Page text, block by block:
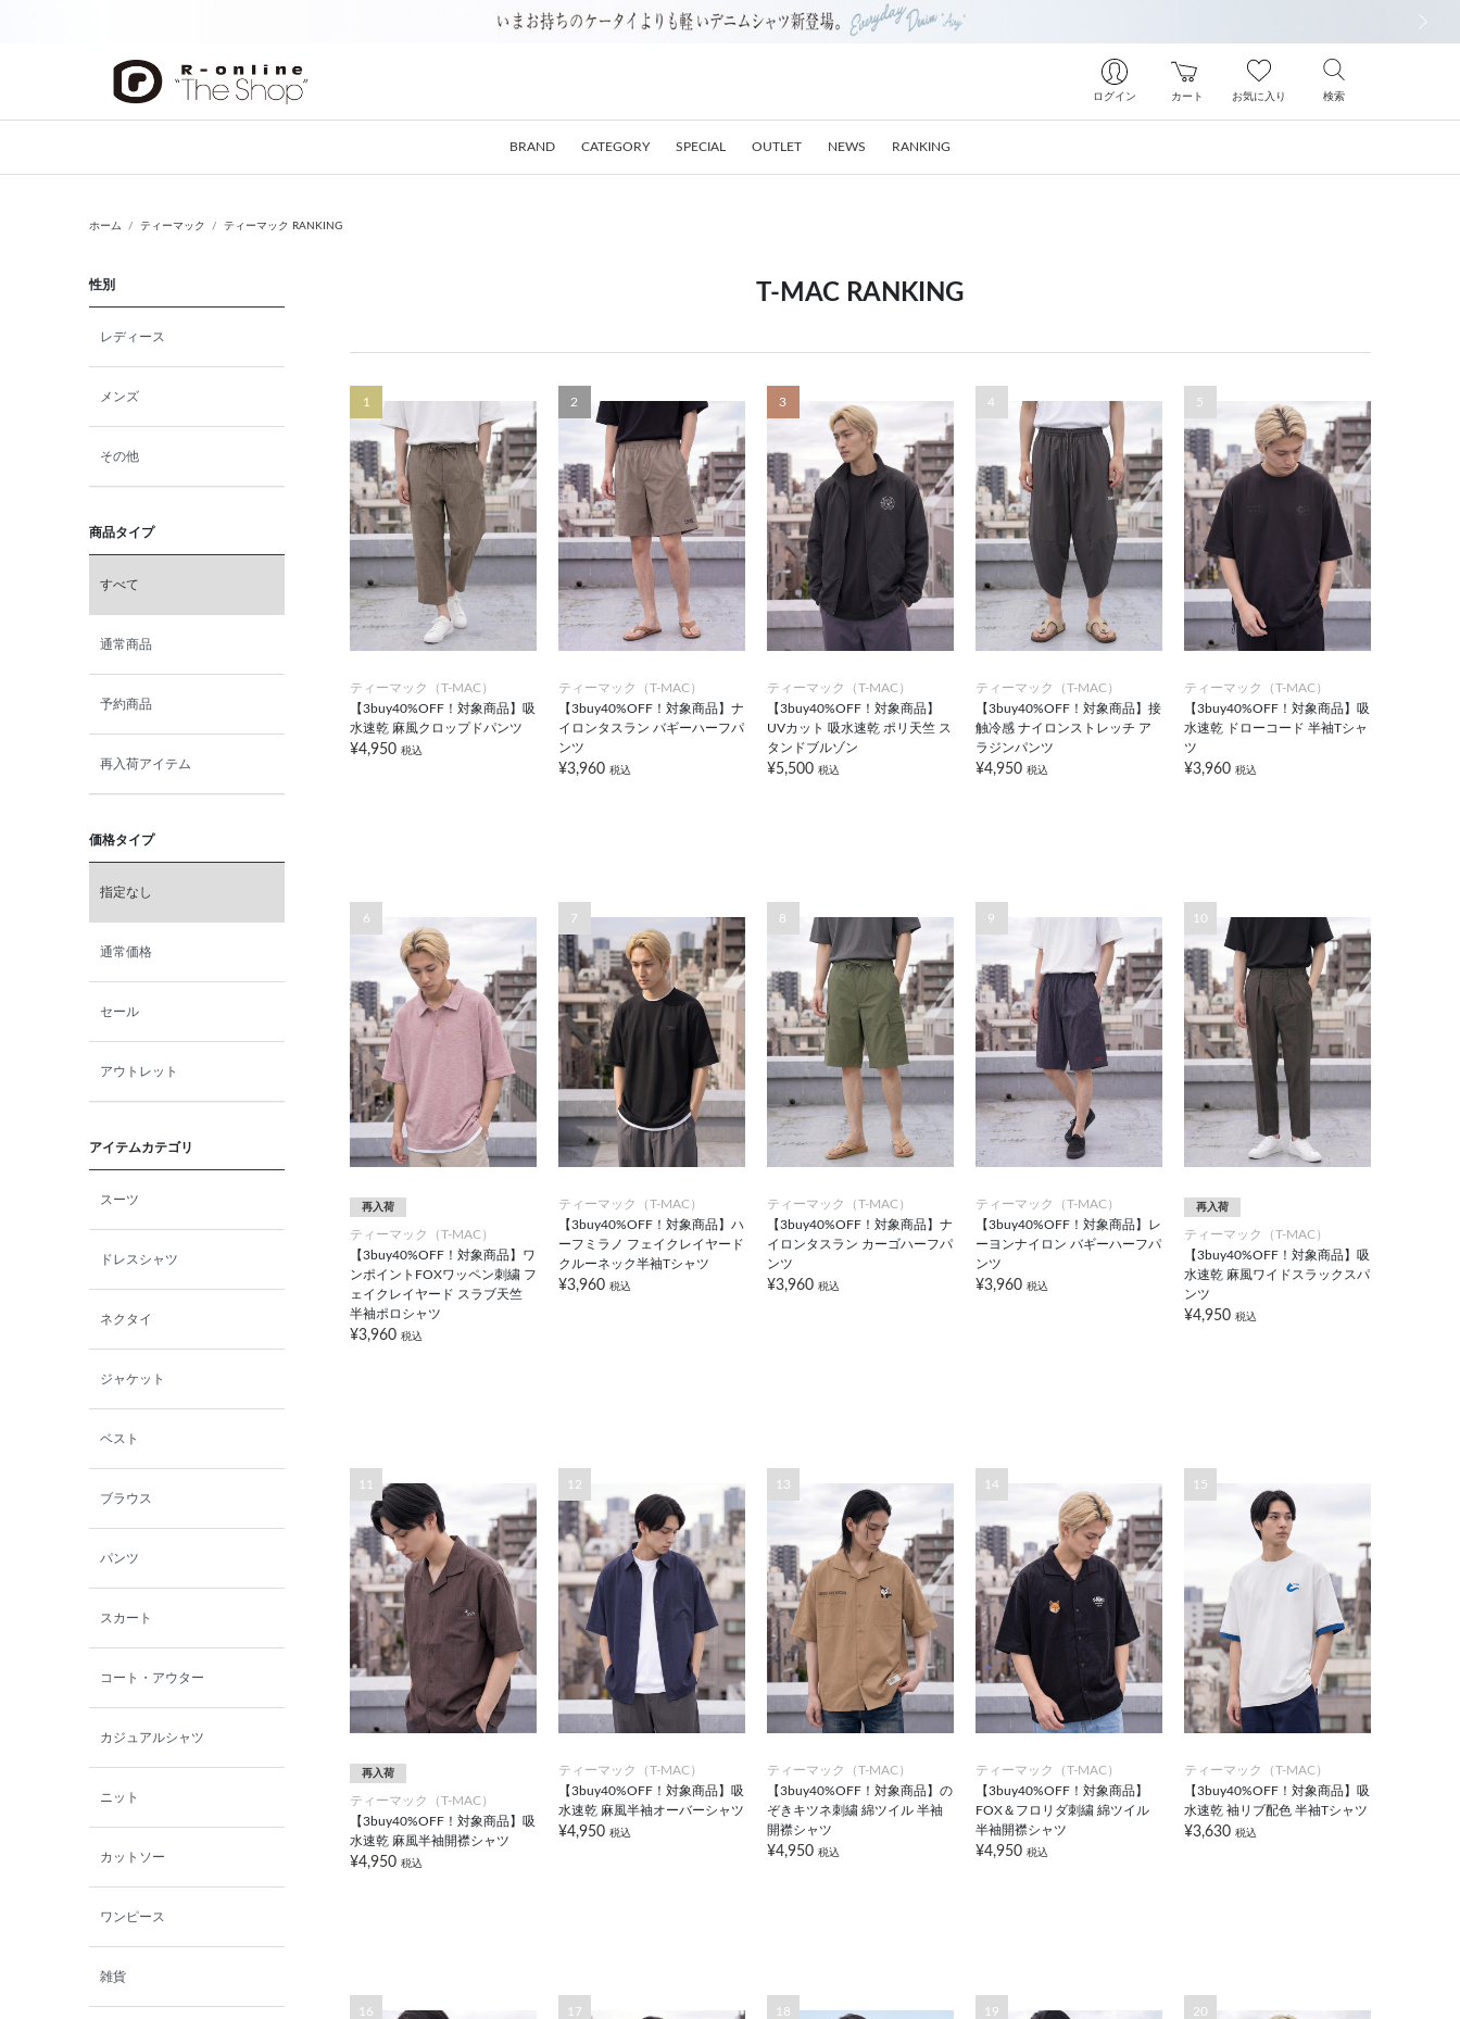
ログイン カート お気に入り 検索
BRAND CATEGORY SPECIAL OUTLET NEWS RANKING
ホーム ティーマック ティーマック RANKING
性別
レディース
メンズ
その他
商品タイプ
すべて
通常商品
予約商品
再入荷アイテム
価格タイプ
指定なし
通常価格
セール
アウトレット
アイテムカテゴリ
スーツ
ドレスシャツ
ネクタイ
ジャケット
ベスト
ブラウス
パンツ
スカート
コート・アウター
カジュアルシャツ
ニット
カットソー
ワンピース
雑貨
T-MAC RANKING
1
ティーマック（T-MAC）
【3buy40%OFF！対象商品】吸
水速乾 麻風クロップドパンツ
¥4,950 税込
2
ティーマック（T-MAC）
【3buy40%OFF！対象商品】ナ
イロンタスラン バギーハーフパ
ンツ
¥3,960 税込
3
ティーマック（T-MAC）
【3buy40%OFF！対象商品】
UVカット 吸水速乾 ポリ天竺 ス
タンドブルゾン
¥5,500 税込
4
ティーマック（T-MAC）
【3buy40%OFF！対象商品】接
触冷感 ナイロンストレッチ ア
ラジンパンツ
¥4,950 税込
5
ティーマック（T-MAC）
【3buy40%OFF！対象商品】吸
水速乾 ドローコード 半袖Tシャ
ツ
¥3,960 税込
6
再入荷
ティーマック（T-MAC）
【3buy40%OFF！対象商品】ワ
ンポイントFOXワッペン刺繍 フ
ェイクレイヤード スラブ天竺
半袖ポロシャツ
¥3,960 税込
7
ティーマック（T-MAC）
【3buy40%OFF！対象商品】ハ
ーフミラノ フェイクレイヤード
クルーネック半袖Tシャツ
¥3,960 税込
8
ティーマック（T-MAC）
【3buy40%OFF！対象商品】ナ
イロンタスラン カーゴハーフパ
ンツ
¥3,960 税込
9
ティーマック（T-MAC）
【3buy40%OFF！対象商品】レ
ーヨンナイロン バギーハーフパ
ンツ
¥3,960 税込
10
再入荷
ティーマック（T-MAC）
【3buy40%OFF！対象商品】吸
水速乾 麻風ワイドスラックスパ
ンツ
¥4,950 税込
11
再入荷
ティーマック（T-MAC）
【3buy40%OFF！対象商品】吸
水速乾 麻風半袖開襟シャツ
¥4,950 税込
12
ティーマック（T-MAC）
【3buy40%OFF！対象商品】吸
水速乾 麻風半袖オーバーシャツ
¥4,950 税込
13
ティーマック（T-MAC）
【3buy40%OFF！対象商品】の
ぞきキツネ刺繍 綿ツイル 半袖
開襟シャツ
¥4,950 税込
14
ティーマック（T-MAC）
【3buy40%OFF！対象商品】
FOX＆フロリダ刺繍 綿ツイル
半袖開襟シャツ
¥4,950 税込
15
ティーマック（T-MAC）
【3buy40%OFF！対象商品】吸
水速乾 袖リブ配色 半袖Tシャツ
¥3,630 税込
16 17 18 19 20